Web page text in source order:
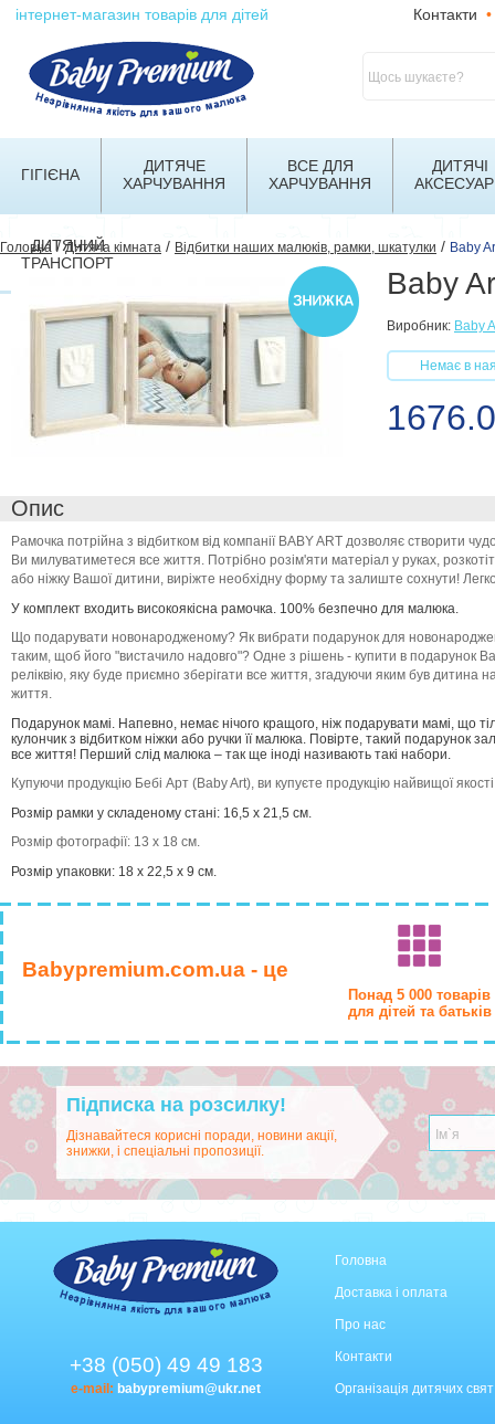
інтернет-магазин товарів для дітей Контакти •
ГІГІЄНА
ДИТЯЧЕ
ХАРЧУВАННЯ
ВСЕ ДЛЯ
ХАРЧУВАННЯ
ДИТЯЧІ
ДИТЯЧИЙ
ТРАНСПОРТ
Головна/Дитяча кімната / Відбитки наших малюків, рамки, шкатулки / Baby
Baby
Виробник: Baby
Немає в
Опис
Рамочка потрійна з відбитком від компанії BABY ART дозволяє створити
Ви милуватиметеся все життя. Потрібно розім'яти матеріал у руках,
або ніжку Вашої дитини, виріжте необхідну форму та залиште сохнути!
У комплект входить високоякісна рамочка. 100% безпечно для малюка.
Що подарувати новонародженому? Як вибрати подарунок для
таким, щоб його "вистачило надовго"? Одне з рішень - купити в подарунок
реліквію, яку буде приємно зберігати все життя, згадуючи яким був дитина
життя.
Подарунок мамі. Напевно, немає нічого кращого, ніж подарувати мамі, що
кулончик з відбитком ніжки або ручки її малюка. Повірте, такий подарунок
все життя! Перший слід малюка – так ще іноді називають такі набори.
Купуючи продукцію Бебі Арт (Baby Art), ви купуєте продукцію найвищої якості
Розмір рамки у складеному стані: 16,5 х 21,5 см.
Розмір фотографії: 13 х 18 см.
Розмір упаковки: 18 х 22,5 х 9 см.
Babypremium.com.ua - це
Понад 5 000 товарів
для дітей та батьків
Підписка на розсилку!
Дізнавайтеся корисні поради, новини акції,
знижки, і спеціальні пропозиції.
+38 (050) 49 49 183
e-mail: babypremium@ukr.net
Головна
Доставка і оплата
Про нас
Контакти
Організація дитячих свят